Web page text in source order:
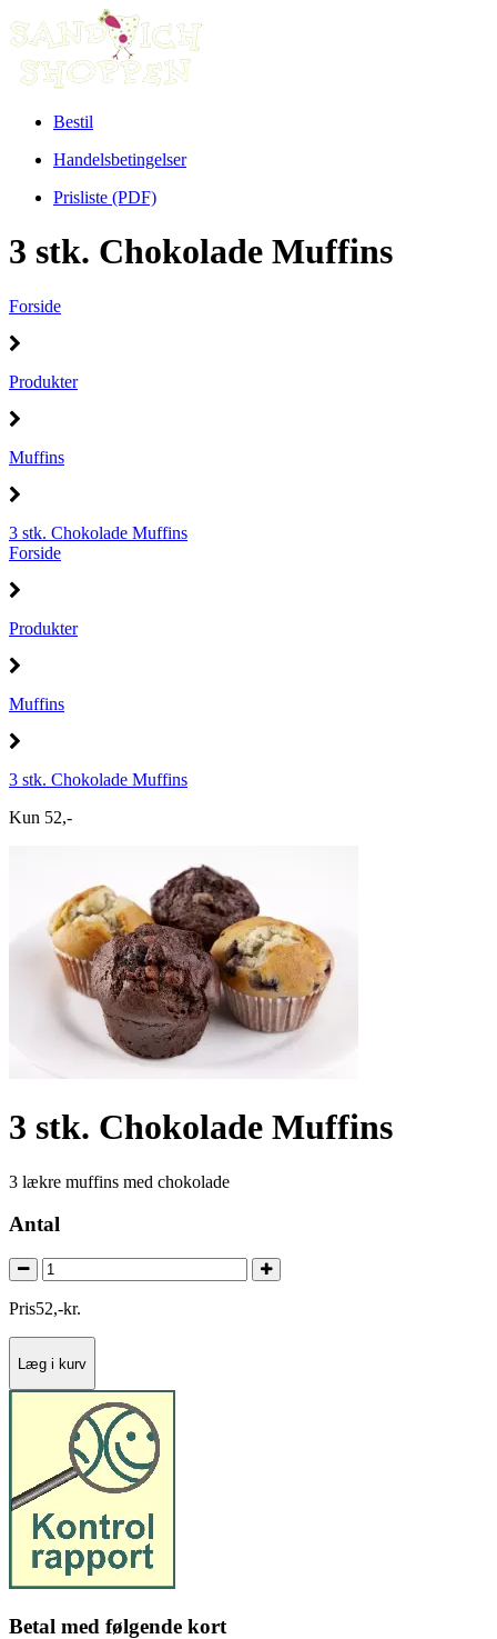
Bestil
Handelsbetingelser
Prisliste (PDF)
3 stk. Chokolade Muffins
Forside
Produkter
Muffins
3 stk. Chokolade Muffins
Forside
Produkter
Muffins
3 stk. Chokolade Muffins
Kun 52,-
3 stk. Chokolade Muffins
3 lækre muffins med chokolade
Antal
Pris52,-kr.
Læg i kurv
Betal med følgende kort